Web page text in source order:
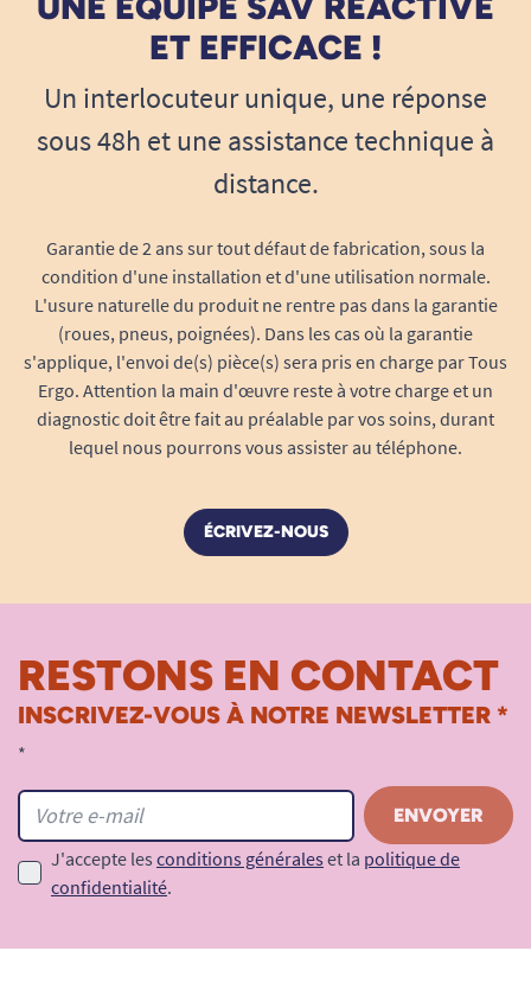
ET EFFICACE !
Un interlocuteur unique, une réponse
sous 48h et une assistance technique à
distance.
Garantie de 2 ans sur tout défaut de fabrication, sous la
condition d'une installation et d'une utilisation normale.
L'usure naturelle du produit ne rentre pas dans la garantie
(roues, pneus, poignées). Dans les cas où la garantie
s'applique, l'envoi de(s) pièce(s) sera pris en charge par Tous
Ergo. Attention la main d'œuvre reste à votre charge et un
diagnostic doit être fait au préalable par vos soins, durant
lequel nous pourrons vous assister au téléphone.
ÉCRIVEZ-NOUS
RESTONS EN CONTACT
INSCRIVEZ-VOUS À NOTRE NEWSLETTER *
*
J'accepte les conditions générales et la politique de
confidentialité.